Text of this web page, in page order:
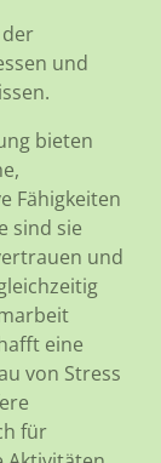
und
bieten
Fähigkeiten
sind sie
und
eine
von Stress
für